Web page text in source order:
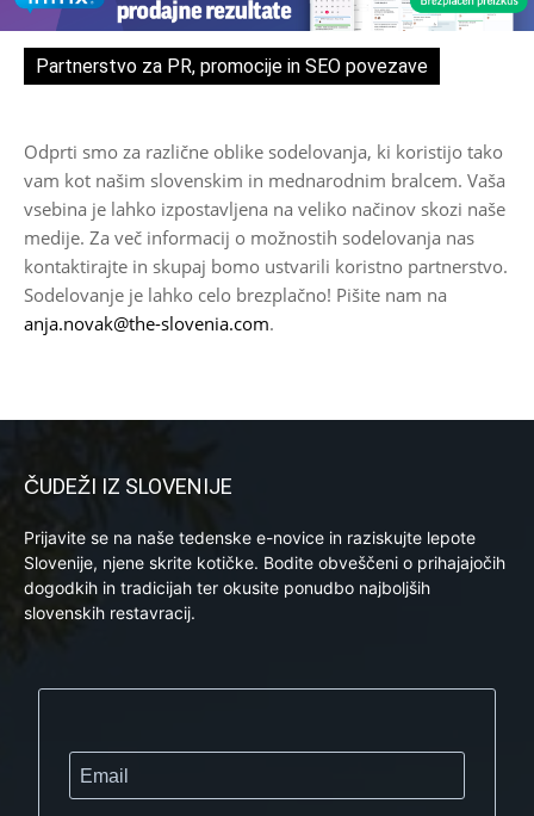
Partnerstvo za PR, promocije in SEO povezave
Odprti smo za različne oblike sodelovanja, ki koristijo tako
vam kot našim slovenskim in mednarodnim bralcem. Vaša
vsebina je lahko izpostavljena na veliko načinov skozi naše
medije. Za več informacij o možnostih sodelovanja nas
kontaktirajte in skupaj bomo ustvarili koristno partnerstvo.
Sodelovanje je lahko celo brezplačno! Pišite nam na
anja.novak@the-slovenia.com.
ČUDEŽI IZ SLOVENIJE
Prijavite se na naše tedenske e-novice in raziskujte lepote
Slovenije, njene skrite kotičke. Bodite obveščeni o prihajajočih
dogodkih in tradicijah ter okusite ponudbo najboljših
slovenskih restavracij.